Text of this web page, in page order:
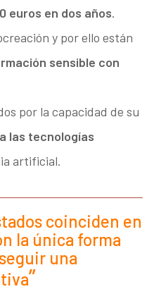
euros en dos años.
y por ello están
sensible con
por la capacidad de su
las tecnologías
artificial.
coinciden en
la única forma
una